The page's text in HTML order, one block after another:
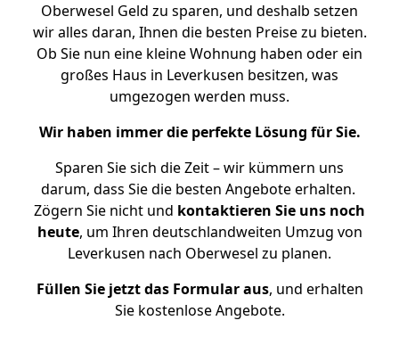
Oberwesel Geld zu sparen, und deshalb setzen
wir alles daran, Ihnen die besten Preise zu bieten.
Ob Sie nun eine kleine Wohnung haben oder ein
großes Haus in Leverkusen besitzen, was
umgezogen werden muss.
Wir haben immer die perfekte Lösung für Sie.
Sparen Sie sich die Zeit – wir kümmern uns
darum, dass Sie die besten Angebote erhalten.
Zögern Sie nicht und kontaktieren Sie uns noch
heute, um Ihren deutschlandweiten Umzug von
Leverkusen nach Oberwesel zu planen.
Füllen Sie jetzt das Formular aus, und erhalten
Sie kostenlose Angebote.